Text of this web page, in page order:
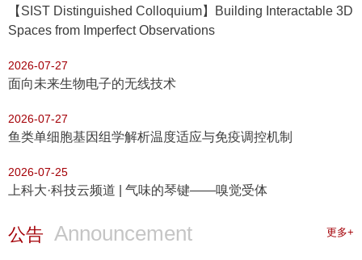
【SIST Distinguished Colloquium】Building Interactable 3D
Spaces from Imperfect Observations
2026-07-27
面向未来生物电子的无线技术
2026-07-27
鱼类单细胞基因组学解析温度适应与免疫调控机制
2026-07-25
上科大·科技云频道 | 气味的琴键——嗅觉受体
公告 Announcement 更多+